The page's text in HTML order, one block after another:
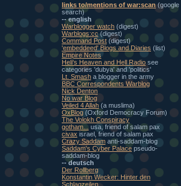
links to/mentions of war:scan(google
search)
-- english
Warblogger watch (digest)
Warblogs:cc (digest)
Command Post (digest)
'embeddeed' Blogs and Diaries (list)
Empire Notes
Heli's Heaven and Hell Radio see
categories 'dubya' and 'politics'
Lt. Smash a blogger in the army
BBC Correspondents Warblog
Nick Denton
No war Blog
Veiled 4 Allah (a muslima)
OxBlog (Oxford Democracy Forum)
The Volokh Conspiracy
gotham...
usa, friend of salam pax
civax israel, friend of salam pax
Crazy Saddam anti-saddam-blog
Saddam's Cyber Palace pseudo-
saddam-blog
-- deutsch
Der Rollberg
Konstantin Wecker: Hinter den
Schlagzeilen